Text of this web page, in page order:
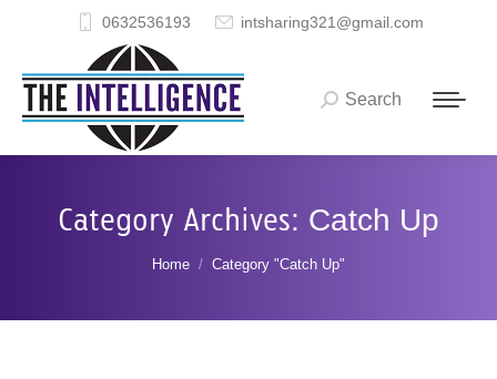
0632536193 intsharing321@gmail.com
Search:
Search
Category Archives: Catch Up
You are here:
Home Category "Catch Up"